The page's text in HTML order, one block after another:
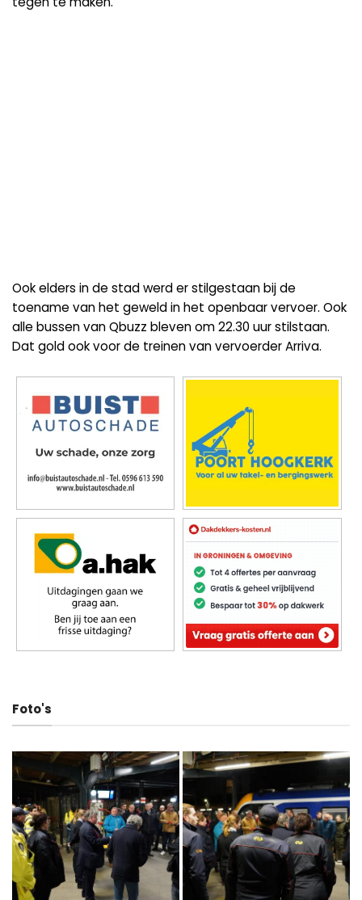
Ook elders in de stad werd er stilgestaan bij de
toename van het geweld in het openbaar vervoer. Ook
alle bussen van Qbuzz bleven om 22.30 uur stilstaan.
Dat gold ook voor de treinen van vervoerder Arriva.
Foto's